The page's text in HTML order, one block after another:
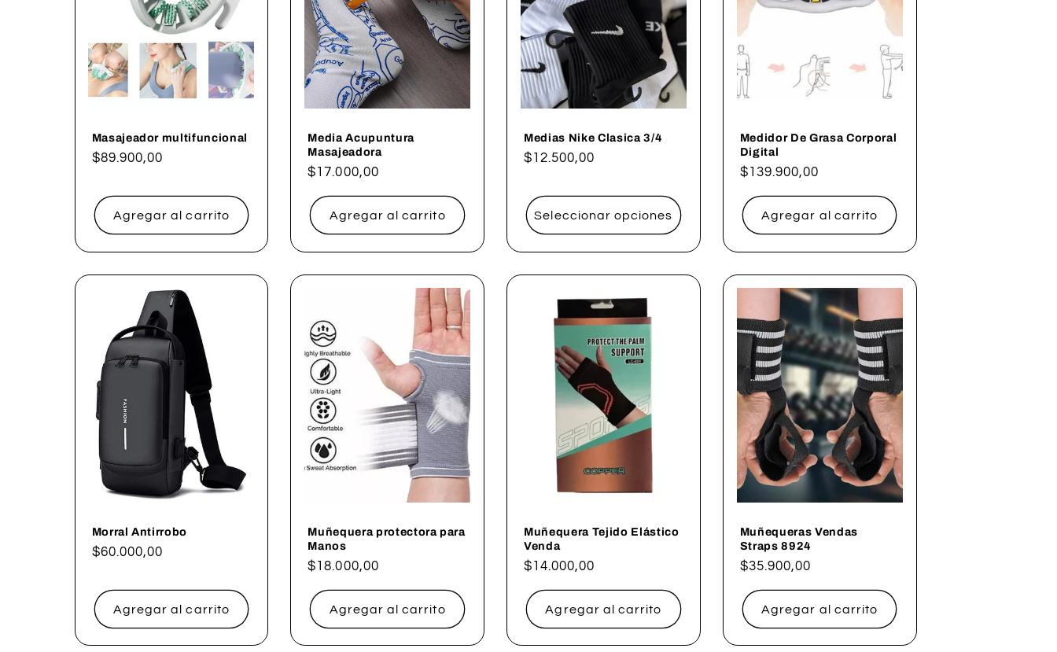
ó
nMasajeador multifuncional
Precio
$89.900,00
Agregar al carrito
Media Acupuntura
Masajeadora
Precio
$17.000,00
Agregar al carrito
Medias Nike Clasica 3/4
Precio
$12.500,00
Seleccionar opciones
Medidor De Grasa Corporal
Digital
Precio
$139.900,00
Agregar al carrito
Morral Antirrobo
Precio
$60.000,00
Agregar al carrito
Muñequera protectora para
Manos
Precio
$18.000,00
Agregar al carrito
Muñequera Tejido Elástico
Venda
Precio
$14.000,00
Agregar al carrito
Muñequeras Vendas
Straps 8924
Precio
$35.900,00
Agregar al carrito